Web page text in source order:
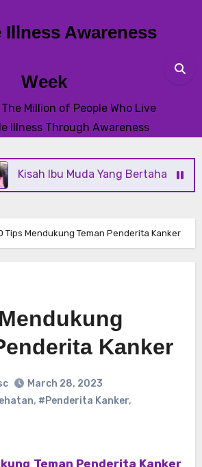
Illness Awareness
Week
Million of People Who Live
Illness Through Awareness
Ibu Muda Yang Bertahan Melawan
Tips Mendukung Teman Penderita Kanker
Kanker
March 28, 2023
, #Penderita Kanker,
Teman Penderita Kanker